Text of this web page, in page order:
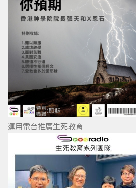
運用電台推廣生死教育